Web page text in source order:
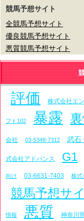
競馬予想サイト
全競馬予想サイト
優良競馬予想サイト
悪質競馬予想サイト
評価 株式会社エ
フト102 暴露
会社 03-5348-7312 武石
式会社アドバンス G1
向け 03-6631-7403 株式
競馬予想サ
情報 悪質 神奈川